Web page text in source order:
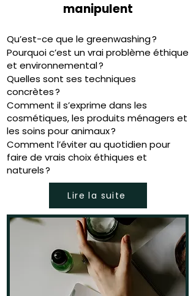
manipulent
Qu’est-ce que le greenwashing ?
Pourquoi c’est un vrai problème éthique
et environnemental ?
Quelles sont ses techniques
concrètes ?
Comment il s’exprime dans les
cosmétiques, les produits ménagers et
les soins pour animaux ?
Comment l’éviter au quotidien pour
faire de vrais choix éthiques et
naturels ?
Lire la suite